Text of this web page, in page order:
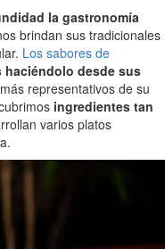
la gastronomía
brindan sus tradicionales
Los sabores de
desde sus
representativos de su
ingredientes tan
varios platos